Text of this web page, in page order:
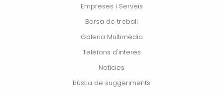
Empreses i Serveis
Borsa de treball
Galeria Multimèdia
Telèfons d'interés
Notícies
Bústia de suggeriments